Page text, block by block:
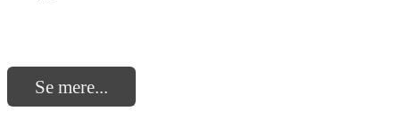
Se mere...